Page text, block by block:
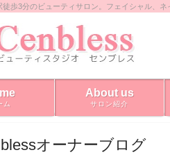
徒歩3分のビューティサロン。フェイシャル、
ム
About us
サロン紹介
オーナーブログ